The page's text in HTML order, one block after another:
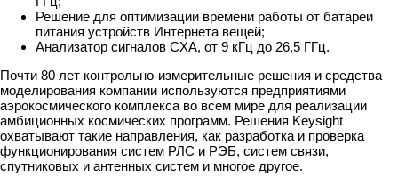
Решение для оптимизации времени работы от батареи
питания устройств Интернета вещей;
Анализатор сигналов CXA, от 9 кГц до 26,5 ГГц.
Почти 80 лет контрольно-измерительные решения и средства
моделирования компании используются предприятиями
аэрокосмического комплекса во всем мире для реализации
амбиционных космических программ. Решения Keysight
охватывают такие направления, как разработка и проверка
функционирования систем РЛС и РЭБ, систем связи,
спутниковых и антенных систем и многое другое.